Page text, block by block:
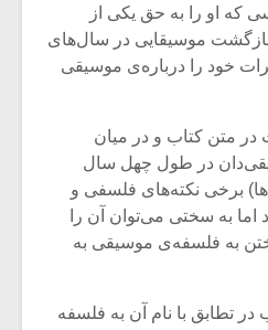
که او را به حق یکی از
موسیقایی در سال‌های
خود را درباره‌ی موسیقی
در متن کتاب و در میان
در طول چهل سال
برخی نکته‌های فلسفی و
اما به سختی می‌توان آن را
به فلسفه‌ی موسیقی به
تطابق با نام آن به فلسفه
موسیقی
باشی،
باش
موسیقی